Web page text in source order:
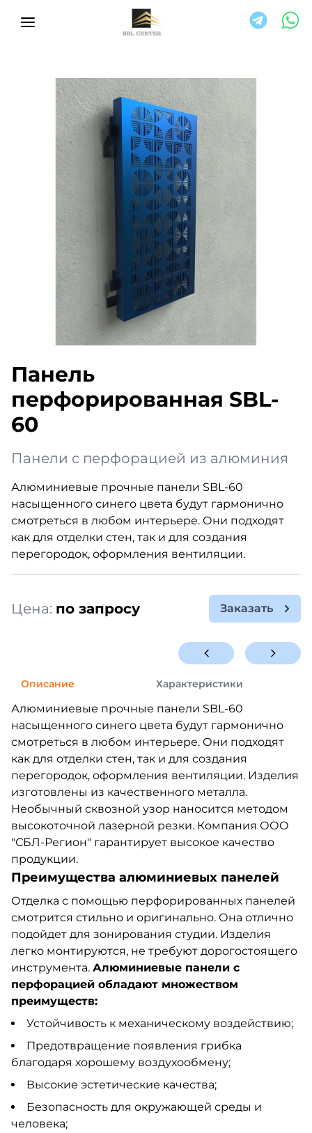
Панель
перфорированная SBL-
60
Панели с перфорацией из алюминия
Алюминиевые прочные панели SBL-60
насыщенного синего цвета будут гармонично
смотреться в любом интерьере. Они подходят
как для отделки стен, так и для создания
перегородок, оформления вентиляции.
Цена: по запросу Заказать
Описание Характеристики
Алюминиевые прочные панели SBL-60
насыщенного синего цвета будут гармонично
смотреться в любом интерьере. Они подходят
как для отделки стен, так и для создания
перегородок, оформления вентиляции. Изделия
изготовлены из качественного металла.
Необычный сквозной узор наносится методом
высокоточной лазерной резки. Компания ООО
"СБЛ-Регион" гарантирует высокое качество
продукции.
Преимущества алюминиевых панелей
Отделка с помощью перфорированных панелей
смотрится стильно и оригинально. Она отлично
подойдет для зонирования студии. Изделия
легко монтируются, не требуют дорогостоящего
инструмента. Алюминиевые панели с
перфорацией обладают множеством
преимуществ:
Устойчивость к механическому воздействию;
Предотвращение появления грибка
благодаря хорошему воздухообмену;
Высокие эстетические качества;
Безопасность для окружающей среды и
человека;